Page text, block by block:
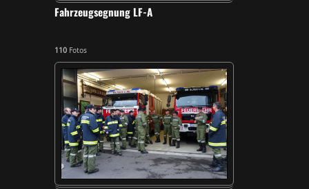
Fahrzeugsegnung LF-A
110 Fotos